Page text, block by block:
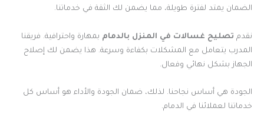
الضمان يمتد لفترة طويلة، مما يضمن لك الثقة في خدماتنا.
نقدم تصليح غسالات في المنزل بالدمام بمهارة واحترافية. فريقنا
المدرب يتعامل مع المشكلات بكفاءة وسرعة. هذا يضمن لك إصلاح
الجهاز بشكل نهائي وفعال.
الجودة هي أساس نجاحنا. لذلك، ضمان الجودة والأداء هو أساس كل
خدماتنا لعملائنا في الدمام.